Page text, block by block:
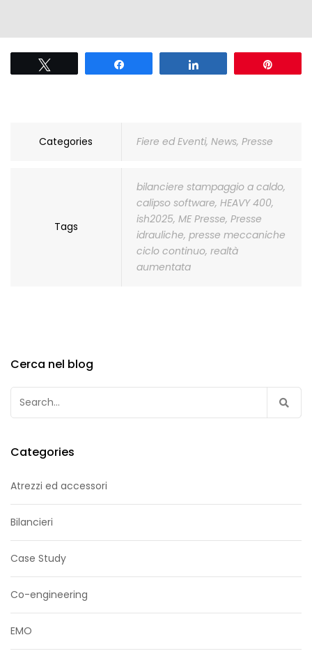
Categories Fiere ed Eventi, News, Presse
Tags
bilanciere stampaggio a caldo,
calipso software, HEAVY 400,
ish2025, ME Presse, Presse
idrauliche, presse meccaniche
ciclo continuo, realtà
aumentata
Cerca nel blog
per:
Categories
Atrezzi ed accessori
Bilancieri
Case Study
Co-engineering
EMO